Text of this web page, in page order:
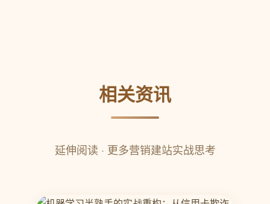
相关资讯
延伸阅读 · 更多营销建站实战思考